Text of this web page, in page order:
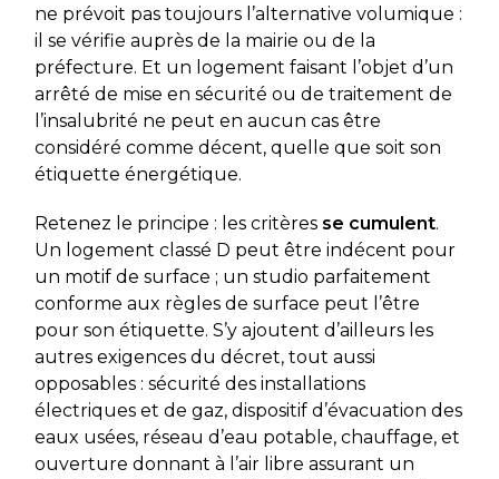
ne prévoit pas toujours l’alternative volumique :
il se vérifie auprès de la mairie ou de la
préfecture. Et un logement faisant l’objet d’un
arrêté de mise en sécurité ou de traitement de
l’insalubrité ne peut en aucun cas être
considéré comme décent, quelle que soit son
étiquette énergétique.
Retenez le principe : les critères se cumulent.
Un logement classé D peut être indécent pour
un motif de surface ; un studio parfaitement
conforme aux règles de surface peut l’être
pour son étiquette. S’y ajoutent d’ailleurs les
autres exigences du décret, tout aussi
opposables : sécurité des installations
électriques et de gaz, dispositif d’évacuation des
eaux usées, réseau d’eau potable, chauffage, et
ouverture donnant à l’air libre assurant un